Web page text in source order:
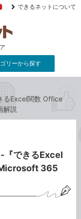
YouTube
できるネットについて
リーから探す
るExcel関数 Office
解説
『できるExcel
365